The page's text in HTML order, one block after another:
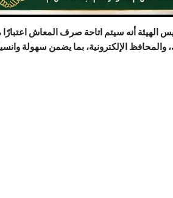
والمحافظ الإلكترونية، بما يضمن سهولة